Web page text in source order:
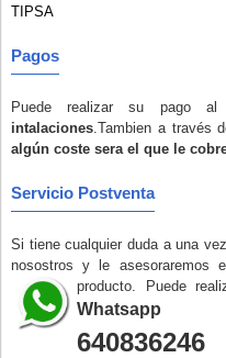
TIPSA
Pagos
Puede realizar su pago
intalaciones.Tambien a través
algún coste sera el que le
Servicio Postventa
Si tiene cualquier duda a una
nosostros y le asesoraremos
producto. Puede
Whatsapp
640836246